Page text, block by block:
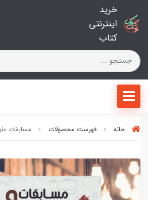
خرید
اینترنتی
کتاب
خانه فهرست محصولات مسابقات